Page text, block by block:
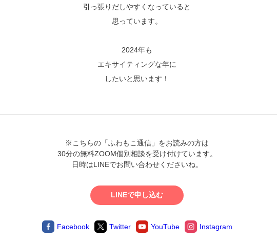
引っ張りだしやすくなっていると
思っています。
2024年も
エキサイティングな年に
したいと思います！
※こちらの「ふわもこ通信」をお読みの方は
30分の無料ZOOM個別相談を受け付けています。
日時はLINEでお問い合わせくださいね。
LINEで申し込む
Facebook Twitter YouTube Instagram